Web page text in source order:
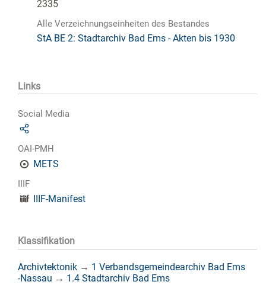
2335
Alle Verzeichnungseinheiten des Bestandes
StA BE 2: Stadtarchiv Bad Ems - Akten bis 1930
Links
Social Media
OAI-PMH
METS
IIIF
IIIF-Manifest
Klassifikation
Archivtektonik → 1 Verbandsgemeindearchiv Bad Ems
-Nassau → 1.4 Stadtarchiv Bad Ems